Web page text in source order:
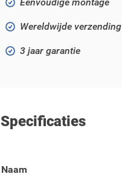
Wereldwijde verzending
3 jaar garantie
Specificaties
Naam